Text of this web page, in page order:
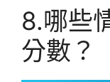
8.哪些
分數？